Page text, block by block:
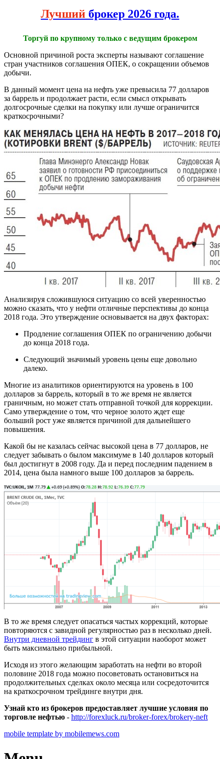
Лучший брокер 2026 года.
Торгуй по крупному только с ведущим брокером
Основной причиной роста эксперты называют соглашение
стран участников соглашения ОПЕК, о сокращении объемов
добычи.
В данный момент цена на нефть уже превысила 77 долларов
за баррель и продолжает расти, если смысл открывать
долгосрочные сделки на покупку или лучше ограничится
краткосрочными?
Анализируя сложившуюся ситуацию со всей уверенностью
можно сказать, что у нефти отличные перспективы до конца
2018 года. Это утверждение основывается на двух факторах:
Продление соглашения ОПЕК по ограничению добычи
до конца 2018 года.
Следующий значимый уровень цены еще довольно
далеко.
Многие из аналитиков ориентируются на уровень в 100
долларов за баррель, который в то же время не является
граничным, но может стать отправной точкой для коррекции.
Само утверждение о том, что черное золото ждет еще
больший рост уже является причиной для дальнейшего
повышения.
Какой бы не казалась сейчас высокой цена в 77 долларов, не
следует забывать о былом максимуме в 140 долларов который
был достигнут в 2008 году. Да и перед последним падением в
2014, цена была намного выше 100 долларов за баррель.
В то же время следует опасаться частых коррекций, которые
повторяются с завидной регулярностью раз в несколько дней.
Внутри дневной трейдинг в этой ситуации наоборот может
быть максимально прибыльной.
Исходя из этого желающим заработать на нефти во второй
половине 2018 года можно посоветовать остановиться на
продолжительных сделках около месяца или сосредоточится
на краткосрочном трейдинге внутри дня.
Узнай кто из брокеров предоставляет лучшие условия по
торговле нефтью - http://forexluck.ru/broker-forex/brokery-neft
mobile template by mobilemews.com